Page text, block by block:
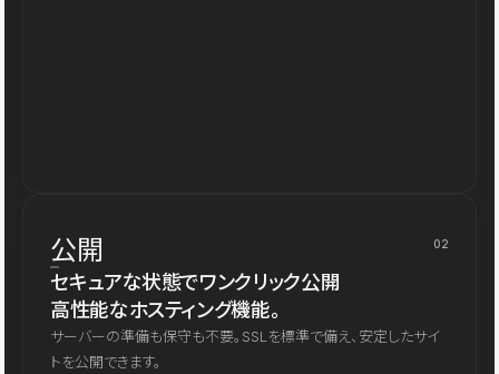
公開 02
セキュアな状態でワンクリック公開
高性能なホスティング機能。
サーバーの準備も保守も不要。SSLを標準で備え、安定したサイ
トを公開できます。